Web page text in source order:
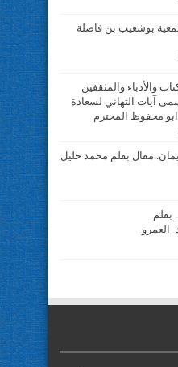
بوشعيب بن فاضلة
والأدباء والمثقفين
آيات التهاني لسعادة
محفوظ المحترم
بقلم محمد خليل
بقلم